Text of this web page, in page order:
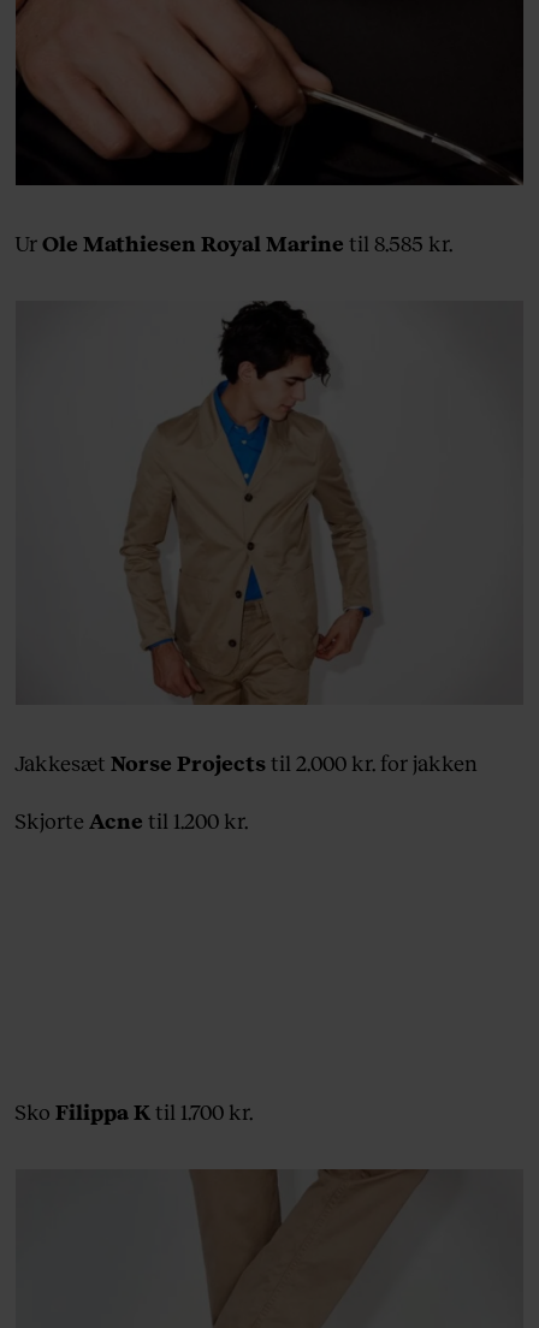
UrOle Mathiesen Royal Marine til 8.585 kr.
Jakkesæt Norse Projectstil 2.000 kr. for jakken
Skjorte Acne til 1.200 kr.
Sko Filippa K til 1.700 kr.